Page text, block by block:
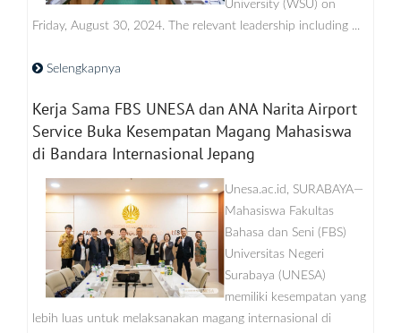
University (WSU) on
Friday, August 30, 2024. The relevant leadership including ...
Selengkapnya
Kerja Sama FBS UNESA dan ANA Narita Airport
Service Buka Kesempatan Magang Mahasiswa
di Bandara Internasional Jepang
Unesa.ac.id, SURABAYA—
Mahasiswa Fakultas
Bahasa dan Seni (FBS)
Universitas Negeri
Surabaya (UNESA)
memiliki kesempatan yang
lebih luas untuk melaksanakan magang internasional di